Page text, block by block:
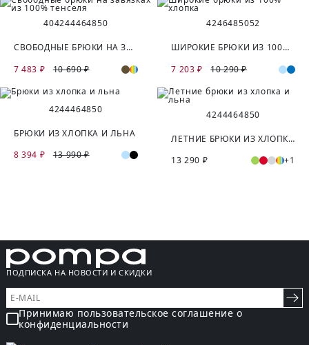
404244464850
СВОБОДНЫЕ БРЮКИ НА ЗАВЯЗКАХ ИЗ 100% ТЕНСЕЛЯ
7 483 ₽
10 690 ₽
4246485052
ШИРОКИЕ БРЮКИ ИЗ 100% ХЛОПКА
7 203 ₽
10 290 ₽
4244464850
БРЮКИ ИЗ ХЛОПКА И ЛЬНА
8 394 ₽
13 990 ₽
4244464850
ЛЕТНИЕ БРЮКИ ИЗ ХЛОПКА И ЛЬНА
13 290 ₽
+1
ПОДПИСКА НА НОВОСТИ И СКИДКИ
Принимаю пользовательское соглашение о
конфиденциальности